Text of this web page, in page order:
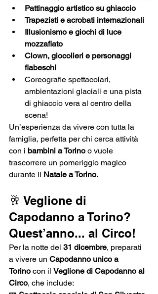
Pattinaggio artistico su ghiaccio
Trapezisti e acrobati internazionali
Illusionismo e giochi di luce
mozzafiato
Clown, giocolieri e personaggi
fiabeschi
Coreografie spettacolari,
ambientazioni glaciali e una pista
di ghiaccio vera al centro della
scena!
Un’esperienza da vivere con tutta la
famiglia, perfetta per chi cerca attività
con i bambini a Torino o vuole
trascorrere un pomeriggio magico
durante il Natale a Torino.
🥂 Veglione di
Capodanno a Torino?
Quest’anno... al Circo!
Per la notte del 31 dicembre, preparati
a vivere un Capodanno unico a
Torino con il Veglione di Capodanno al
Circo, che include: